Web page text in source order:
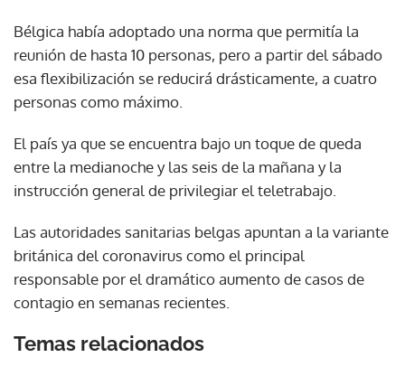
Bélgica había adoptado una norma que permitía la
reunión de hasta 10 personas, pero a partir del sábado
esa flexibilización se reducirá drásticamente, a cuatro
personas como máximo.
El país ya que se encuentra bajo un toque de queda
entre la medianoche y las seis de la mañana y la
instrucción general de privilegiar el teletrabajo.
Las autoridades sanitarias belgas apuntan a la variante
británica del coronavirus como el principal
responsable por el dramático aumento de casos de
contagio en semanas recientes.
Temas relacionados